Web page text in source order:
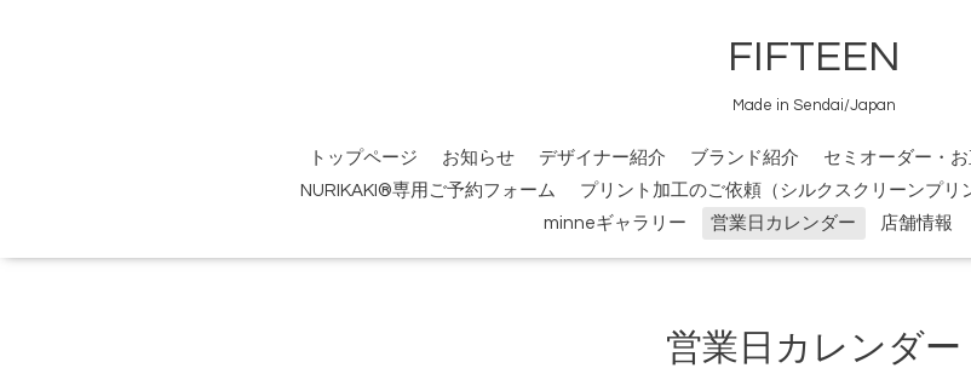
FIFTEEN
Made in Sendai/Japan
トップページ お知らせ デザイナー紹介 ブランド紹介 セミオーダー・
NURIKAKI®専用ご予約フォーム
プリント加工のご依頼（シルクスクリーンプリ
minneギャラリー
営業日カレンダー 店舗情報
営業日カレンダー